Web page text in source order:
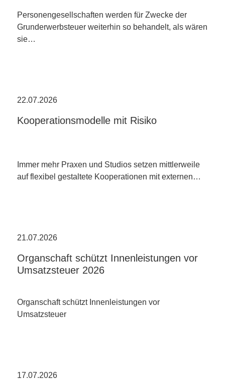
Personengesellschaften werden für Zwecke der
Grunderwerbsteuer weiterhin so behandelt, als wären
sie…
22.07.2026
Kooperationsmodelle mit Risiko
Immer mehr Praxen und Studios setzen mittlerweile
auf flexibel gestaltete Kooperationen mit externen…
21.07.2026
Organschaft schützt Innenleistungen vor
Umsatzsteuer 2026
Organschaft schützt Innenleistungen vor
Umsatzsteuer
17.07.2026